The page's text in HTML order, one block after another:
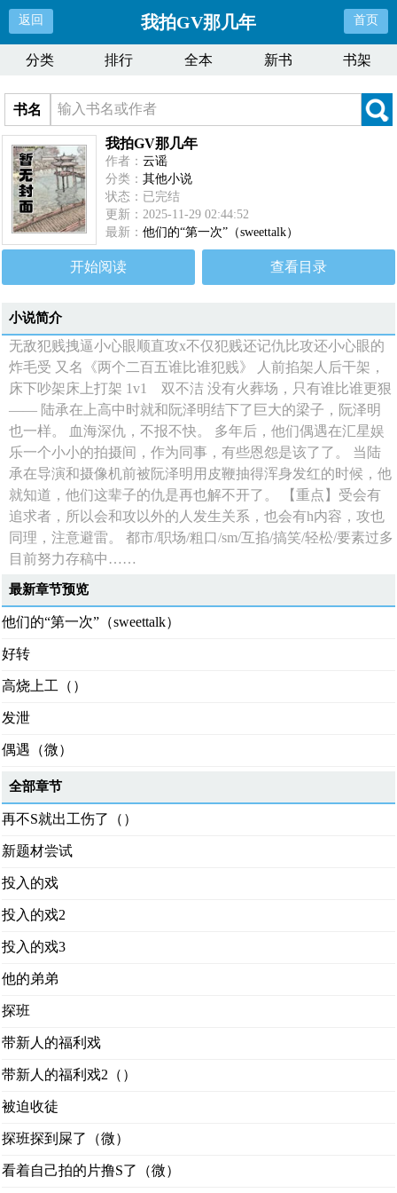
返回 我拍GV那几年 首页
分类 排行 全本 新书 书架
书名
我拍GV那几年
作者：云谣
分类：其他小说
状态：已完结
更新：2025-11-29 02:44:52
最新：他们的“第一次”（sweettalk）
开始阅读 查看目录
小说简介
无敌犯贱拽逼小心眼顺直攻x不仅犯贱还记仇比攻还小心眼的
炸毛受 又名《两个二百五谁比谁犯贱》 人前掐架人后干架，
床下吵架床上打架 1v1 双不洁 没有火葬场，只有谁比谁更狠
—— 陆承在上高中时就和阮泽明结下了巨大的梁子，阮泽明
也一样。 血海深仇，不报不快。 多年后，他们偶遇在汇星娱
乐一个小小的拍摄间，作为同事，有些恩怨是该了了。 当陆
承在导演和摄像机前被阮泽明用皮鞭抽得浑身发红的时候，他
就知道，他们这辈子的仇是再也解不开了。 【重点】受会有
追求者，所以会和攻以外的人发生关系，也会有h内容，攻也
同理，注意避雷。 都市/职场/粗口/sm/互掐/搞笑/轻松/要素过多
目前努力存稿中……
最新章节预览
他们的“第一次”（sweettalk）
好转
高烧上工（）
发泄
偶遇（微）
全部章节
再不S就出工伤了（）
新题材尝试
投入的戏
投入的戏2
投入的戏3
他的弟弟
探班
带新人的福利戏
带新人的福利戏2（）
被迫收徒
探班探到屎了（微）
看着自己拍的片撸S了（微）